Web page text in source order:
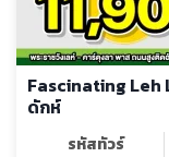
Fascinating Leh
ดักห์
รหัสทัวร์